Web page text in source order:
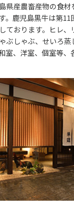
県産農畜産物の食
。鹿児島黒牛は第
ております。ヒレ
ぶしゃぶ、せいろ
室、洋室、個室等